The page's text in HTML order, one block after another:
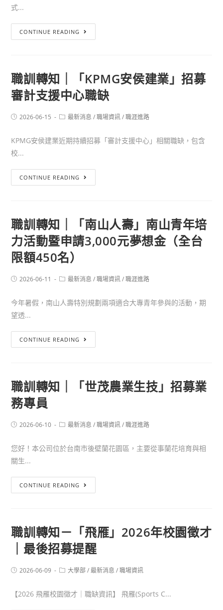
式...
CONTINUE READING
職訓轉知｜「KPMG安侯建業」招募
審計支援中心職缺
2026-06-15 最新消息 / 職場資訊 / 職涯進路
KPMG安侯建業近期持續招募「審計支援中心」相關職缺，包含
校...
CONTINUE READING
職訓轉知｜「南山人壽」南山青年培
力活動暨申請3,000元夢想金（全台
限額450名）
2026-06-11 最新消息 / 職場資訊 / 職涯進路
今年暑假，南山人壽特別規劃兩項適合大專青年參與的活動，期
望透...
CONTINUE READING
職訓轉知｜「世茂農業生技」招募業
務專員
2026-06-10 最新消息 / 職場資訊 / 職涯進路
您好！本公司位於台南市後壁蘭花園區，主要從事蘭花培育與相
關生...
CONTINUE READING
職訓轉知－「飛雁」2026年校園徵才
｜最後招募提醒
2026-06-09 大學部 / 最新消息 / 職場資訊
【2026 飛雁校園徵才｜職缺資訊】 飛雁(Sports C...